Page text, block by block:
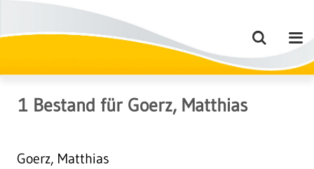
1 Bestand für Goerz, Matthias
Goerz, Matthias